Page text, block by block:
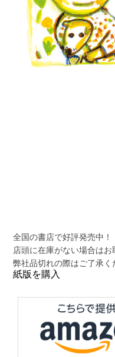
全国の書店で好評発売中！
店頭に在庫がない場合はお
弊社品切れの際はご了承く
紙版を購入